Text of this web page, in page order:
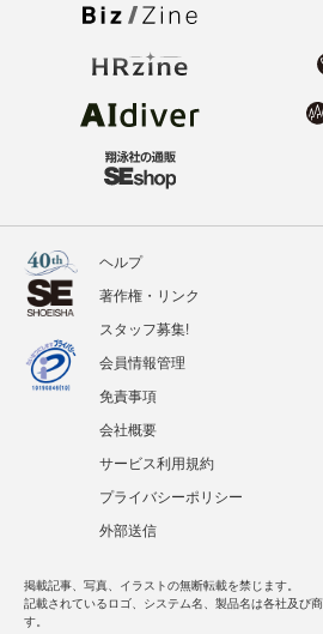
ヘルプ
著作権・リンク
スタッフ募集!
会員情報管理
免責事項
会社概要
サービス利用規約
プライバシーポリシー
外部送信
掲載記事、写真、イラストの無断転載を禁じます。
記載されているロゴ、システム名、製品名は各社及び
す。